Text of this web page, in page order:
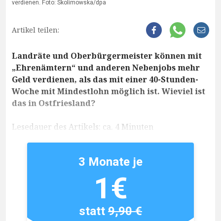
verdienen. Foto: Skolimowska/dpa
Artikel teilen:
Landräte und Oberbürgermeister können mit
„Ehrenämtern“ und anderen Nebenjobs mehr
Geld verdienen, als das mit einer 40-Stunden-
Woche mit Mindestlohn möglich ist. Wieviel ist
das in Ostfriesland?
Lesedauer des Artikels: ca. 4 Minuten
3 Monate je
1€
statt9,90 €